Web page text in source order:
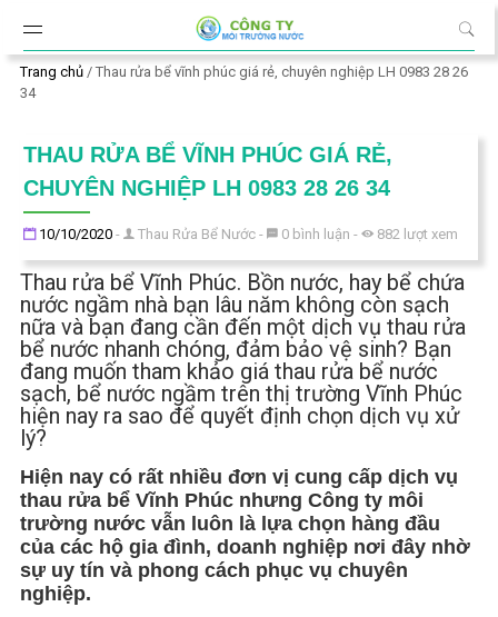
Trang chủ / Thau rửa bể vĩnh phúc giá rẻ, chuyên nghiệp LH 0983 28 26
34
THAU RỬA BỂ VĨNH PHÚC GIÁ RẺ,
CHUYÊN NGHIỆP LH 0983 28 26 34
Đăng ngày
10/10/2020 - Thau Rửa Bể Nước - 0 bình luận - 882 lượt xem
Thau rửa bể Vĩnh Phúc. Bồn nước, hay bể chứa
nước ngầm nhà bạn lâu năm không còn sạch
nữa và bạn đang cần đến một dịch vụ thau rửa
bể nước nhanh chóng, đảm bảo vệ sinh? Bạn
đang muốn tham khảo giá thau rửa bể nước
sạch, bể nước ngầm trên thị trường Vĩnh Phúc
hiện nay ra sao để quyết định chọn dịch vụ xử
lý?
Hiện nay có rất nhiều đơn vị cung cấp dịch vụ
thau rửa bể Vĩnh Phúc nhưng Công ty môi
trường nước vẫn luôn là lựa chọn hàng đầu
của các hộ gia đình, doanh nghiệp nơi đây nhờ
sự uy tín và phong cách phục vụ chuyên
nghiệp.